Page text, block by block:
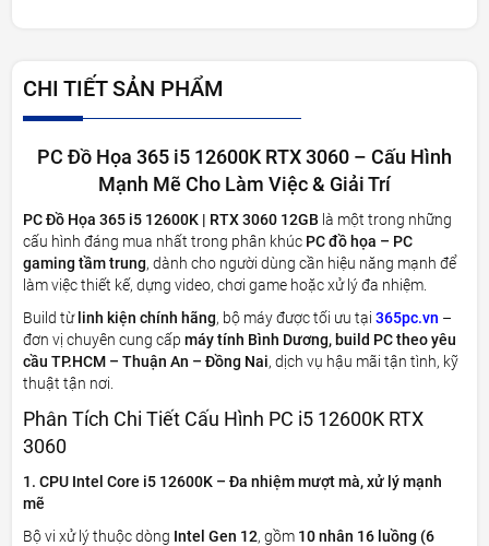
CHI TIẾT SẢN PHẨM
PC Đồ Họa 365 i5 12600K RTX 3060 – Cấu Hình
Mạnh Mẽ Cho Làm Việc & Giải Trí
PC Đồ Họa 365 i5 12600K | RTX 3060 12GB là một trong những
cấu hình đáng mua nhất trong phân khúc PC đồ họa – PC
gaming tầm trung, dành cho người dùng cần hiệu năng mạnh để
làm việc thiết kế, dựng video, chơi game hoặc xử lý đa nhiệm.
Build từ linh kiện chính hãng, bộ máy được tối ưu tại365pc.vn –
đơn vị chuyên cung cấpmáy tính Bình Dương, build PC theo yêu
cầu TP.HCM – Thuận An – Đồng Nai, dịch vụ hậu mãi tận tình, kỹ
thuật tận nơi.
Phân Tích Chi Tiết Cấu Hình PC i5 12600K RTX
3060
1. CPU Intel Core i5 12600K – Đa nhiệm mượt mà, xử lý mạnh
mẽ
Bộ vi xử lý thuộc dòng Intel Gen 12, gồm 10 nhân 16 luồng (6